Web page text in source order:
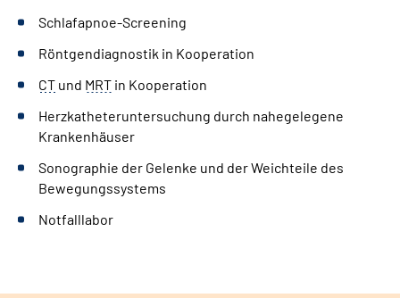
Schlafapnoe-Screening
Röntgendiagnostik in Kooperation
CT und MRT in Kooperation
Herzkatheteruntersuchung durch nahegelegene
Krankenhäuser
Sonographie der Gelenke und der Weichteile des
Bewegungssystems
Notfalllabor